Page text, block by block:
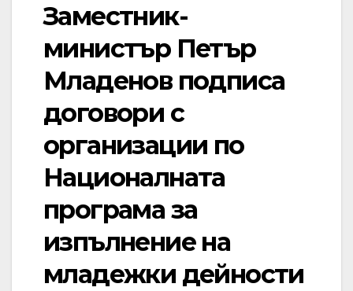
Заместник-
министър Петър
Младенов подписа
договори с
организации по
Националната
програма за
изпълнение на
младежки дейности